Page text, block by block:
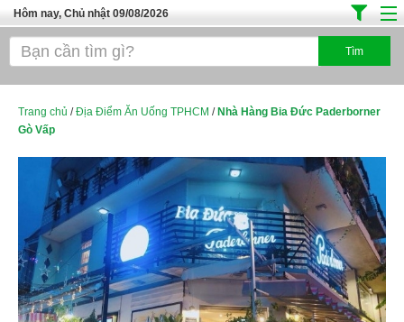
Hôm nay, Chủ nhật 09/08/2026
Trang chủ
Tuyển Sinh Đào Tạo
Đồ Dùng Nội Ngoại Thất
Điện Tử Điện Máy
Làm Đẹp
Thời Trang
Việc Làm
Trang chủ /Địa Điểm Ăn Uống TPHCM / Nhà Hàng Bia Đức Paderborner
Gò Vấp